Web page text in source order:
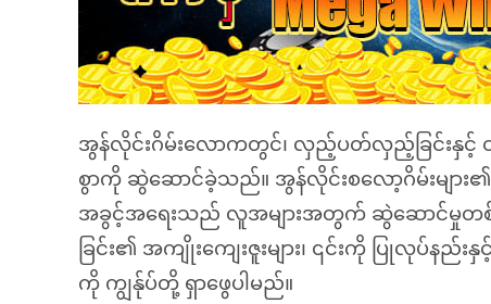
အွန်လိုင်းဂိမ်းလောကတွင်၊ လှည့်ပတ်လှည့်ခြင်းနှင့် ထီပ
စွာကို ဆွဲဆောင်ခဲ့သည်။ အွန်လိုင်းစလော့ဂိမ်းမျာ
အခွင့်အရေးသည် လူအများအတွက် ဆွဲဆောင်မှုတစ်
ခြင်း၏ အကျိုးကျေးဇူးများ၊ ၎င်းကို ပြုလုပ်န
ကို ကျွန်ုပ်တို့ ရှာဖွေပါမည်။